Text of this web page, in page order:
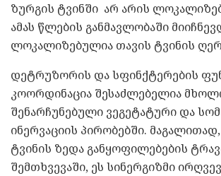
ზურგის ტვინში არ არის
ამას წლების განმავლობაში
ლოკალიზებულია თავის ტვინის
დეტრუზორის და სფინქტერების
კოორდინაცია შესაძლებელია
შენარჩუნებული ვეგეტატური და
ინერვაციის პირობებში.
ტვინის ზედა განყოფილებების
შემთხვევაში, ეს სინერგიზმი